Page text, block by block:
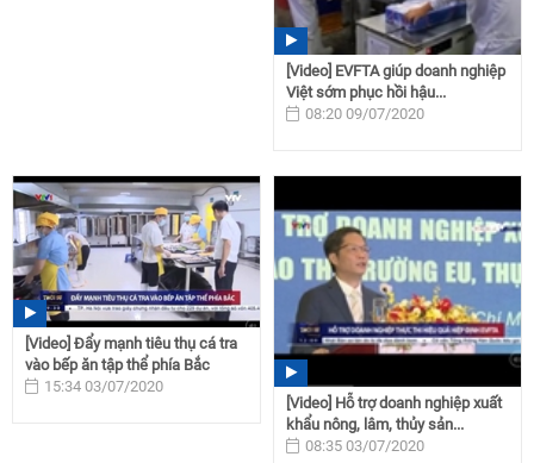
[Video] EVFTA giúp doanh nghiệp
Việt sớm phục hồi hậu...
08:20 09/07/2020
[Video] Đẩy mạnh tiêu thụ cá tra
vào bếp ăn tập thể phía Bắc
15:34 03/07/2020
[Video] Hỗ trợ doanh nghiệp xuất
khẩu nông, lâm, thủy sản...
08:35 03/07/2020